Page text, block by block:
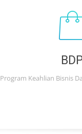
Program Keahlian Bisnis